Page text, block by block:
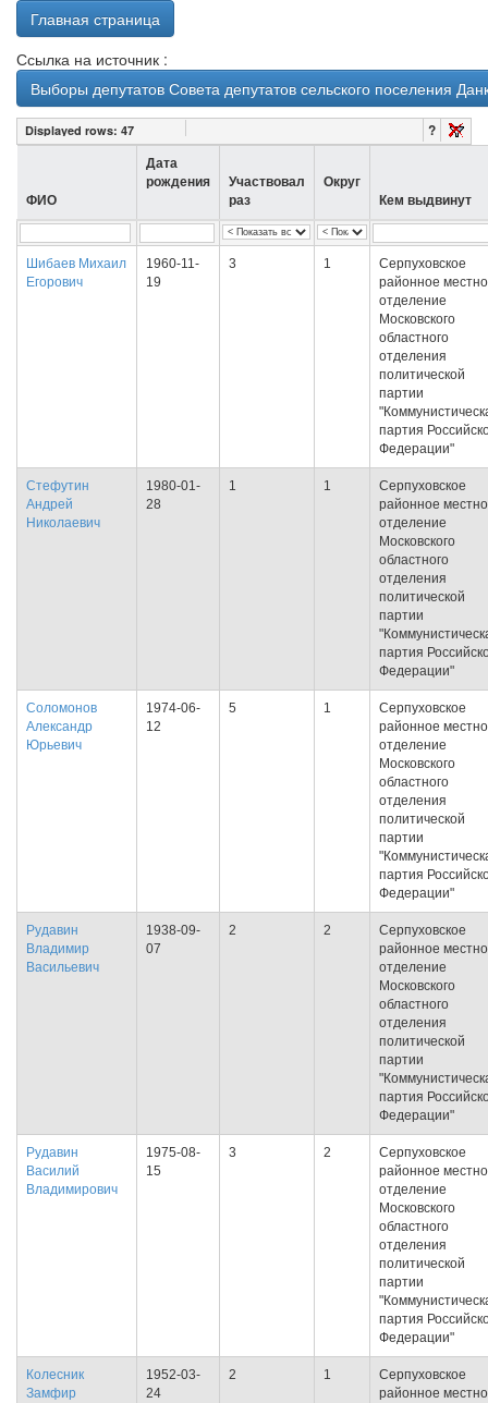
Главная страница
Ссылка на источник :
Выборы депутатов Совета депутатов сельского поселения
Displayed rows: 47 ?
ФИО
Дата
рождения
Участвовал
раз
Округ
Кем выдвинут
Шибаев Михаил
Егорович
1960-11-
19
3 1
Серпуховское
районное
отделение
Московского
областного
отделения
политической
партии
партия
Федерации"
Стефутин
Андрей
Николаевич
1980-01-
28
1 1
Серпуховское
районное
отделение
Московского
областного
отделения
политической
партии
партия
Федерации"
Соломонов
Александр
Юрьевич
1974-06-
12
5 1
Серпуховское
районное
отделение
Московского
областного
отделения
политической
партии
партия
Федерации"
Рудавин
Владимир
Васильевич
1938-09-
07
2 2
Серпуховское
районное
отделение
Московского
областного
отделения
политической
партии
партия
Федерации"
Рудавин
Василий
Владимирович
1975-08-
15
3 2
Серпуховское
районное
отделение
Московского
областного
отделения
политической
партии
партия
Федерации"
Колесник
Замфир
1952-03-
24
2 1
Серпуховское
районное